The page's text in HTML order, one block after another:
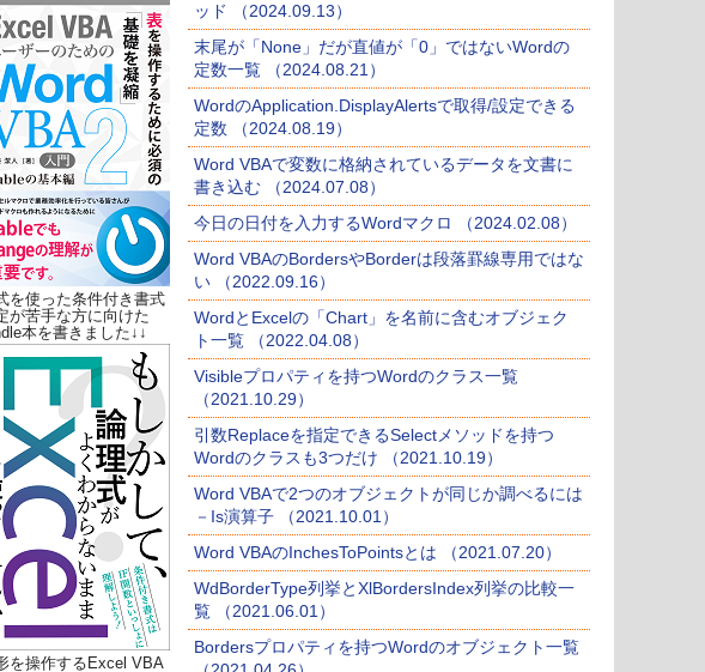
を使った条件付き書式
が苦手な方に向けた
本を書きました↓↓
を操作するExcel VBA
ッド （2024.09.13）
末尾が「None」だが直値が「0」ではないWordの
定数一覧 （2024.08.21）
WordのApplication.DisplayAlertsで取得/設定できる
定数 （2024.08.19）
Word VBAで変数に格納されているデータを文書に
書き込む （2024.07.08）
今日の日付を入力するWordマクロ （2024.02.08）
Word VBAのBordersやBorderは段落罫線専用ではな
い （2022.09.16）
WordとExcelの「Chart」を名前に含むオブジェク
ト一覧 （2022.04.08）
Visibleプロパティを持つWordのクラス一覧
（2021.10.29）
引数Replaceを指定できるSelectメソッドを持つ
Wordのクラスも3つだけ （2021.10.19）
Word VBAで2つのオブジェクトが同じか調べるには
－Is演算子 （2021.10.01）
Word VBAのInchesToPointsとは （2021.07.20）
WdBorderType列挙とXlBordersIndex列挙の比較一
覧 （2021.06.01）
Bordersプロパティを持つWordのオブジェクト一覧